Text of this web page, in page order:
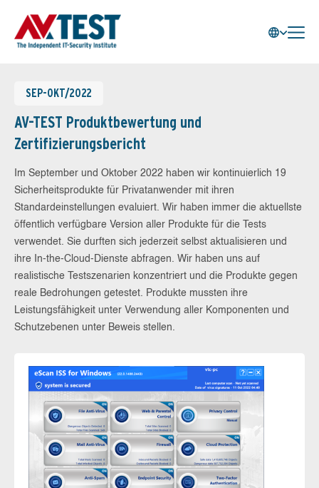
SEP-OKT/2022
AV-TEST Produktbewertung und
Zertifizierungsbericht
Im September und Oktober 2022 haben wir kontinuierlich 19
Sicherheitsprodukte für Privatanwender mit ihren
Standardeinstellungen evaluiert. Wir haben immer die aktuellste
öffentlich verfügbare Version aller Produkte für die Tests
verwendet. Sie durften sich jederzeit selbst aktualisieren und
ihre In-the-Cloud-Dienste abfragen. Wir haben uns auf
realistische Testszenarien konzentriert und die Produkte gegen
reale Bedrohungen getestet. Produkte mussten ihre
Leistungsfähigkeit unter Verwendung aller Komponenten und
Schutzebenen unter Beweis stellen.